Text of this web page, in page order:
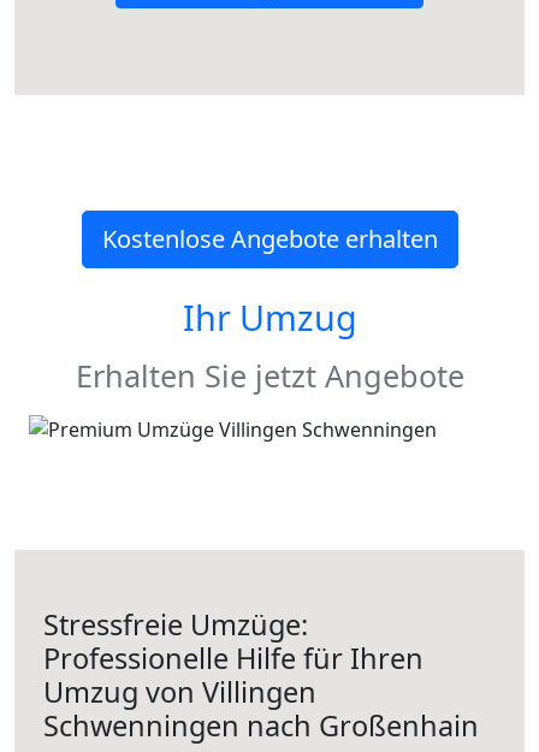
Kostenlose Angebote erhalten
Ihr Umzug
Erhalten Sie jetzt Angebote
Stressfreie Umzüge:
Professionelle Hilfe für Ihren
Umzug von Villingen
Schwenningen nach Großenhain